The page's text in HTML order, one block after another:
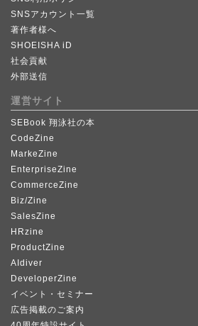
SNSアカウント一覧
著作者様へ
SHOEISHA iD
社会貢献
外部送信
運営サイト
SEBook 翔泳社の本
CodeZine
MarkeZine
EnterpriseZine
CommerceZine
Biz/Zine
SalesZine
HRzine
ProductZine
AIdiver
DeveloperZine
イベント・セミナー
広告掲載のご案内